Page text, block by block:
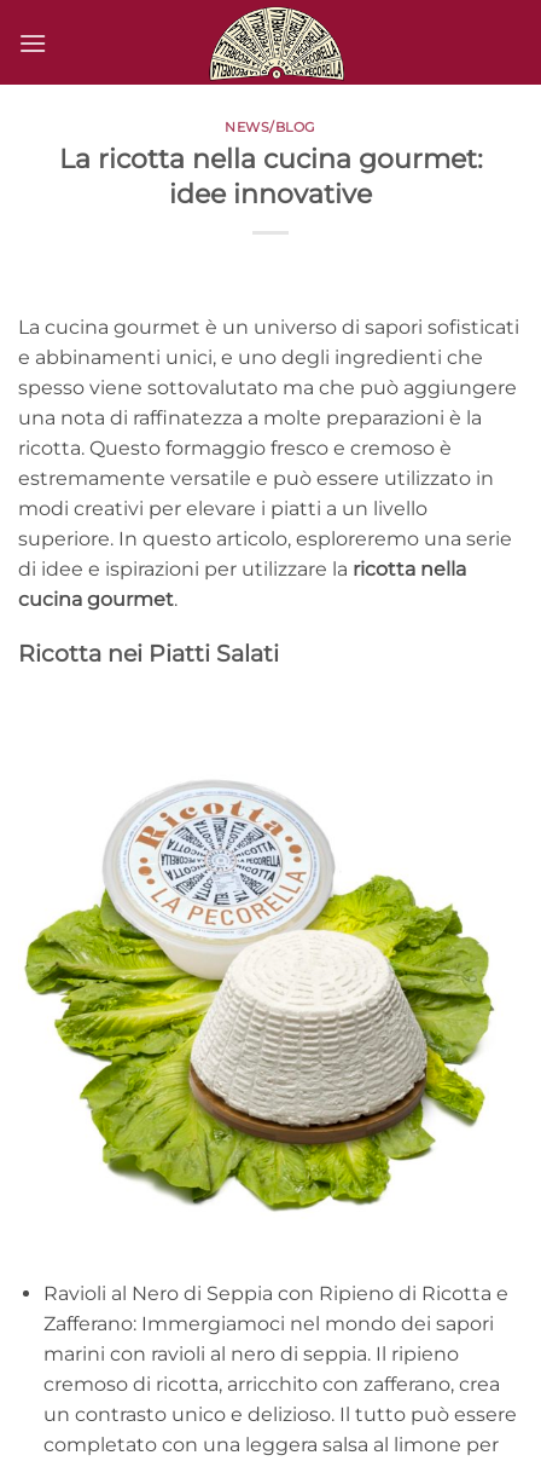
NEWS/BLOG
La ricotta nella cucina gourmet:
idee innovative
La cucina gourmet è un universo di sapori sofisticati
e abbinamenti unici, e uno degli ingredienti che
spesso viene sottovalutato ma che può aggiungere
una nota di raffinatezza a molte preparazioni è la
ricotta. Questo formaggio fresco e cremoso è
estremamente versatile e può essere utilizzato in
modi creativi per elevare i piatti a un livello
superiore. In questo articolo, esploreremo una serie
di idee e ispirazioni per utilizzare la ricotta nella
cucina gourmet.
Ricotta nei Piatti Salati
Ravioli al Nero di Seppia con Ripieno di Ricotta e
Zafferano: Immergiamoci nel mondo dei sapori
marini con ravioli al nero di seppia. Il ripieno
cremoso di ricotta, arricchito con zafferano, crea
un contrasto unico e delizioso. Il tutto può essere
completato con una leggera salsa al limone per